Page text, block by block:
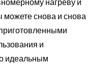
нагреву и
снова и снова
и
идеальным